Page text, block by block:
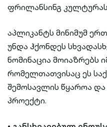
ფრილანსინგ
აპლიკანტს მინიმუმ
უნდა ჰქონდეს
ნომინაცია მოიაზრებს
რომელთათვისაც ეს
შემოსავლის წყაროა
პროექტი.